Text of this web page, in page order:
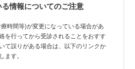
情報についてのご注意
時間等)が変更になっている場合があ
を行ってから受診されることをおすす
て誤りがある場合は、以下のリンクか
ます。